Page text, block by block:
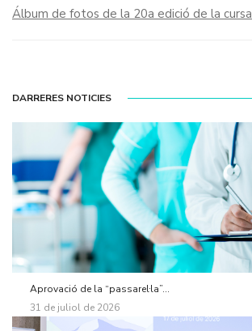
Álbum de fotos de la 20a edició de la
DARRERES NOTICIES
Aprovació de la “passarel·la”...
31 de juliol de 2026